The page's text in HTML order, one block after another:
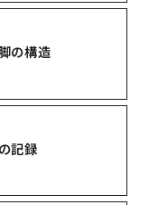
の構造
記録